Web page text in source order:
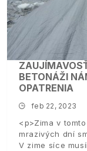
BETONÁŽI
OPATRENIA
feb 22, 2023
<p>Zima v
mrazivých dní
V zime síce